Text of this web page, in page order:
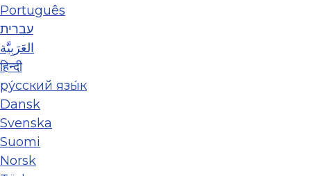
Português
עברית
العَرَبِيَّة
हिन्दी
ру́сский язы́к
Dansk
Svenska
Suomi
Norsk